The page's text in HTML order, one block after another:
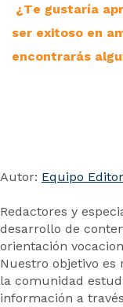
¿Te gustaría
ser exitoso en
encontrarás
Autor: Equipo
Redactores y
desarrollo de
orientación
Nuestro objetivo es
la comunidad
información a